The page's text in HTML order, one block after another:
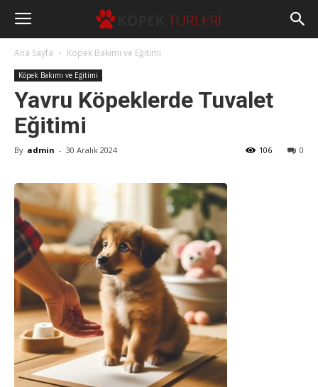
Ana Sayfa Köpek Bakımı ve Eğitimi
Köpek Bakımı ve Eğitimi
Yavru Köpeklerde Tuvalet
Eğitimi
By admin - 30 Aralık 2024 0
106